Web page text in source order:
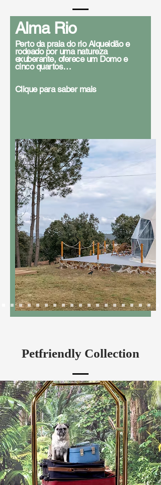
Alma Rio
Perto da praia do rio Alqueidão e
rodeado por uma natureza
exuberante, oferece um Domo e
cinco quartos…
Clique para saber mais
Petfriendly Collection